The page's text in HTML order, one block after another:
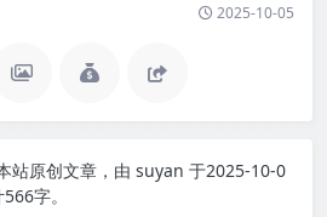
2025-10-05
站原创文章，由 suyan 于2025-10-0
字。